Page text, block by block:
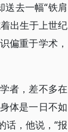
去一幅“铁肩
出生于上世纪
偏重于学术，
者，差不多在
体是一日不如
话，他说，“报